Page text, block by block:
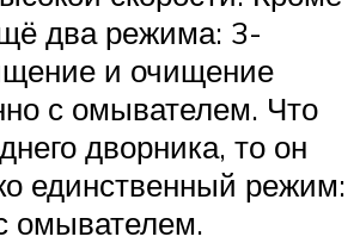
два режима: 3-
и очищение
с омывателем. Что
дворника, то он
единственный режим:
омывателем.